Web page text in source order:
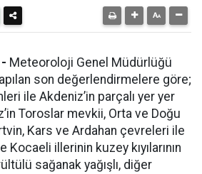
Meteoroloji Genel Müdürlüğü
son değerlendirmelere göre;
ile Akdeniz’in parçalı yer yer
Toroslar mevkii, Orta ve Doğu
Kars ve Ardahan çevreleri ile
Kocaeli illerinin kuzey kıyılarının
sağanak yağışlı, diğer